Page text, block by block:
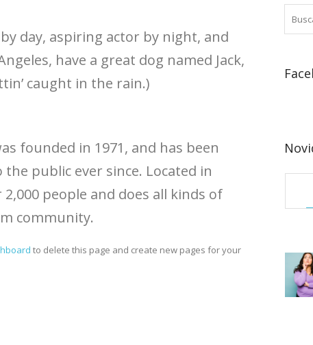
day, aspiring actor by night, and
have a great dog named Jack,
caught in the rain.)
founded in 1971, and has been
public ever since. Located in
people and does all kinds of
community.
to delete this page and create new pages for your